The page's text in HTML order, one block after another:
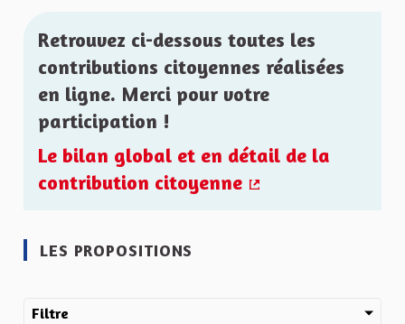
Retrouvez ci-dessous toutes les
contributions citoyennes réalisées
en ligne. Merci pour votre
participation !
Le bilan global et en détail de la
contribution citoyenne
LES PROPOSITIONS
Filtre